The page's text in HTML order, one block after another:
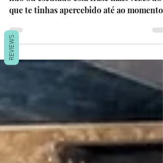
Nenhuma pessoa é uma ilha e já deves ter
que te tinhas apercebido até ao momento.
A culpa é do...
REVIEWS